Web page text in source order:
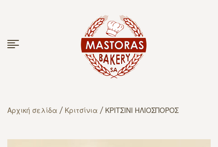
Αρχική σελίδα / Κριτσίνια / ΚΡΙΤΣΙΝΙ ΗΛΙΟΣΠΟΡΟΣ